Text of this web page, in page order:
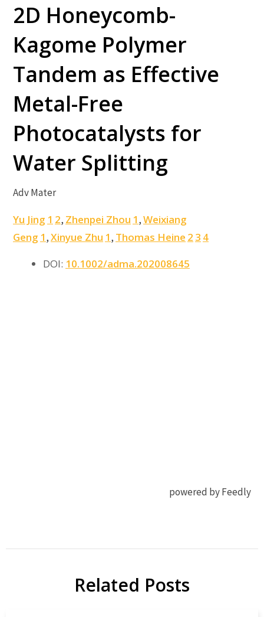
2D Honeycomb-
Kagome Polymer
Tandem as Effective
Metal-Free
Photocatalysts for
Water Splitting
Adv Mater
Yu Jing 1 2, Zhenpei Zhou 1,Weixiang
Geng 1,Xinyue Zhu 1, Thomas Heine 2 3 4
DOI: 10.1002/adma.202008645
powered by Feedly
Related Posts